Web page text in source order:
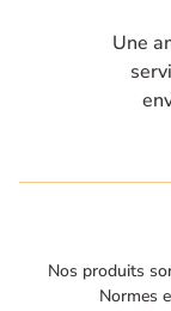
Une
Nos produits
Normes